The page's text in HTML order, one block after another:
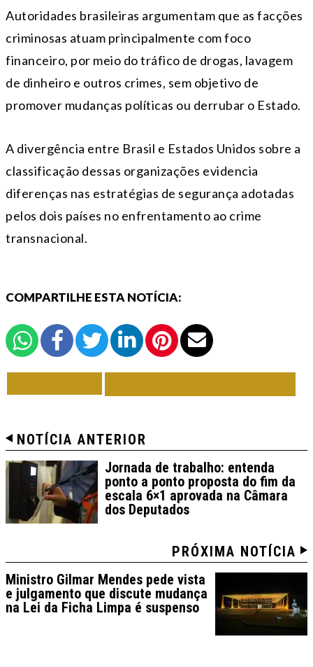
Autoridades brasileiras argumentam que as facções
criminosas atuam principalmente com foco
financeiro, por meio do tráfico de drogas, lavagem
de dinheiro e outros crimes, sem objetivo de
promover mudanças políticas ou derrubar o Estado.
A divergência entre Brasil e Estados Unidos sobre a
classificação dessas organizações evidencia
diferenças nas estratégias de segurança adotadas
pelos dois países no enfrentamento ao crime
transnacional.
COMPARTILHE ESTA NOTÍCIA:
NOTÍCIA ANTERIOR
Jornada de trabalho: entenda
ponto a ponto proposta do fim da
escala 6×1 aprovada na Câmara
dos Deputados
PRÓXIMA NOTÍCIA
Ministro Gilmar Mendes pede vista
e julgamento que discute mudança
na Lei da Ficha Limpa é suspenso